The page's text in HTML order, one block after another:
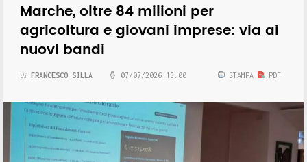
Marche, oltre 84 milioni per
agricoltura e giovani imprese: via ai
nuovi bandi
di FRANCESCO SILLA 07/07/2026 13:00 STAMPA PDF